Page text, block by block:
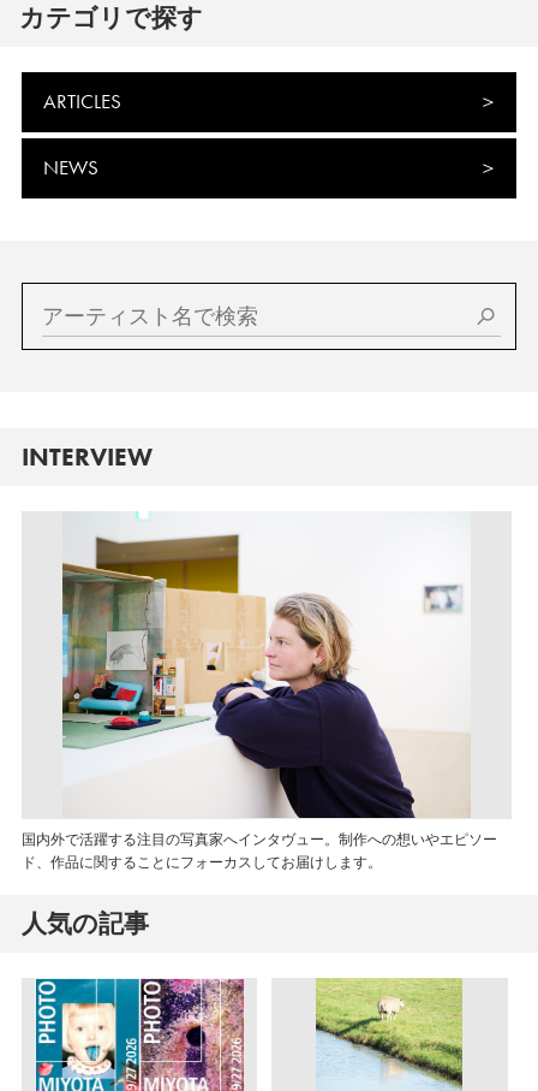
カテゴリで探す
ARTICLES
NEWS
INTERVIEW
国内外で活躍する注目の写真家へインタヴュー。制作への想いやエピソー
ド、作品に関することにフォーカスしてお届けします。
人気の記事